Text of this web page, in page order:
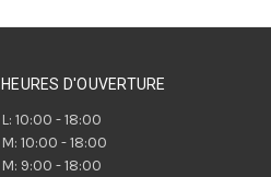
HEURES D'OUVERTURE
L: 10:00 - 18:00
M: 10:00 - 18:00
M: 9:00 - 18:00